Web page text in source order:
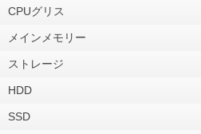
CPUグリス
メインメモリー
ストレージ
HDD
SSD